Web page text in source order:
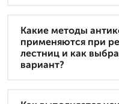
Какие методы
применяются при
лестниц и как
вариант?